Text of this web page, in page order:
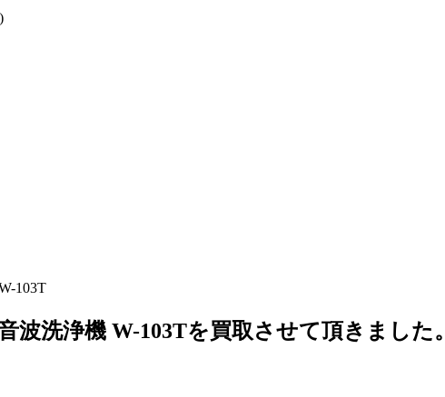
103T
波洗浄機 W-103Tを買取させて頂きました。